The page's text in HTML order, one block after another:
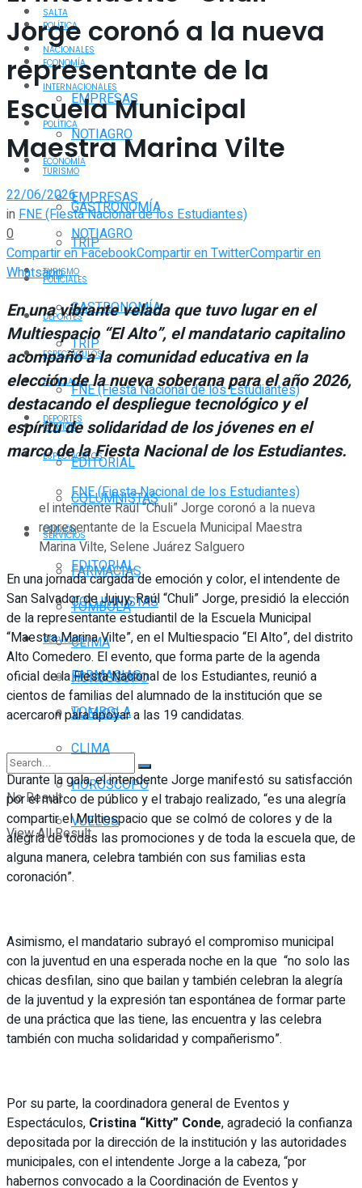
POLÍTICA
ECONOMÍA
EMPRESAS
NOTIAGRO
TURISMO
GASTRONOMÍA
TRIP
POLICIALES
DEPORTES
ESPECTÁCULOS
FNE (Fiesta Nacional de los Estudiantes)
OPINIÓN
EDITORIAL
COLUMNISTAS
SERVICIOS
FARMACIAS
TOMBOLA
CLIMA
HORÓSCOPO
VUELOS
No Result
View All Result
SALTA
NACIONALES
INTERNACIONALES
POLÍTICA
ECONOMÍA
EMPRESAS
NOTIAGRO
TURISMO
GASTRONOMÍA
TRIP
POLICIALES
DEPORTES
ESPECTÁCULOS
FNE (Fiesta Nacional de los Estudiantes)
OPINIÓN
EDITORIAL
COLUMNISTAS
SERVICIOS
FARMACIAS
TOMBOLA
CLIMA
HORÓSCOPO
VUELOS
Jorge coronó a la nueva
representante de la
Escuela Municipal
Maestra Marina Vilte
22/06/2026
inFNE (Fiesta Nacional de los Estudiantes)
0
Compartir en FacebookCompartir en TwitterCompartir en
Whatsapp
En una vibrante velada que tuvo lugar en el
Multiespacio “El Alto”, el mandatario capitalino
acompañó a la comunidad educativa en la
elección de la nueva soberana para el año 2026,
destacando el despliegue tecnológico y el
espíritu de solidaridad de los jóvenes en el
marco de la Fiesta Nacional de los Estudiantes.
el intendente Raúl “Chuli” Jorge coronó a la nueva
representante de la Escuela Municipal Maestra
Marina Vilte, Selene Juárez Salguero
En una jornada cargada de emoción y color, el intendente de
San Salvador de Jujuy, Raúl “Chuli” Jorge, presidió la elección
de la representante estudiantil de la Escuela Municipal
“Maestra Marina Vilte”, en el Multiespacio “El Alto”, del distrito
Alto Comedero. El evento, que forma parte de la agenda
oficial de la Fiesta Nacional de los Estudiantes, reunió a
cientos de familias del alumnado de la institución que se
acercaron para apoyar a las 19 candidatas.
Durante la gala, el intendente Jorge manifestó su satisfacción
por el marco de público y el trabajo realizado, “es una alegría
compartir el Multiespacio que se colmó de colores y de la
alegría de todas las promociones y de toda la escuela que, de
alguna manera, celebra también con sus familias esta
coronación”.
Asimismo, el mandatario subrayó el compromiso municipal
con la juventud en una esperada noche en la que “no solo las
chicas desfilan, sino que bailan y también celebran la alegría
de la juventud y la expresión tan espontánea de formar parte
de una práctica que las tiene, las encuentra y las celebra
también con mucha solidaridad y compañerismo”.
Por su parte, la coordinadora general de Eventos y
Espectáculos, Cristina “Kitty” Conde, agradeció la confianza
depositada por la dirección de la institución y las autoridades
municipales, con el intendente Jorge a la cabeza, “por
habernos convocado a la Coordinación de Eventos y